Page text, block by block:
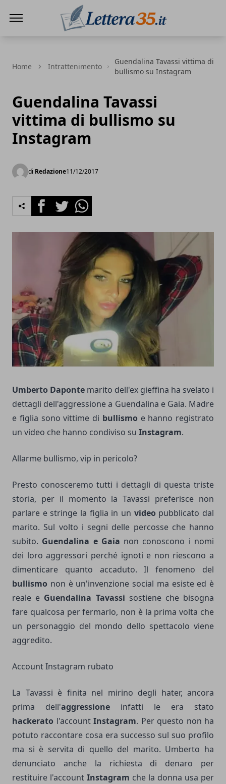
Home Intrattenimento
Guendalina Tavassi vittima di
bullismo su Instagram
Guendalina Tavassi
vittima di bullismo su
Instagram
di Redazione11/12/2017
FacebookTwitterWhatsapp
Umberto Daponte marito dell'ex gieffina ha svelato i
dettagli dell'aggressione a Guendalina e Gaia. Madre
e figlia sono vittime di bullismo e hanno registrato
un video che hanno condiviso su Instagram.
Allarme bullismo, vip in pericolo?
Presto conosceremo tutti i dettagli di questa triste
storia, per il momento la Tavassi preferisce non
parlare e stringe la figlia in un video pubblicato dal
marito. Sul volto i segni delle percosse che hanno
subito. Guendalina e Gaia non conoscono i nomi
dei loro aggressori perché ignoti e non riescono a
dimenticare quanto accaduto. Il fenomeno del
bullismo non è un'invenzione social ma esiste ed è
reale e Guendalina Tavassi sostiene che bisogna
fare qualcosa per fermarlo, non è la prima volta che
un personaggio del mondo dello spettacolo viene
aggredito.
Account Instagram rubato
La Tavassi è finita nel mirino degli hater, ancora
prima dell'aggressione infatti le era stato
hackerato l'account Instagram. Per questo non ha
potuto raccontare cosa era successo sul suo profilo
ma si è servita di quello del marito. Umberto ha
denunciato anche la richiesta di denaro per
restituire l'account Instagram che la donna usa per